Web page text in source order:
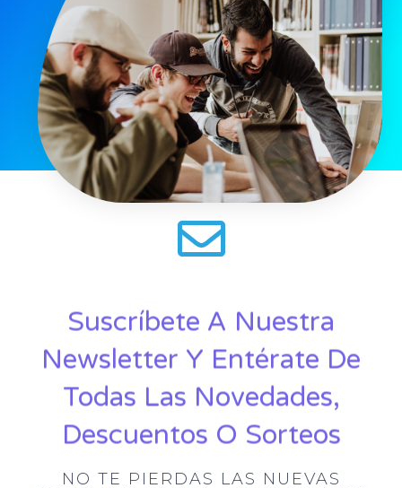
Suscríbete A Nuestra
Newsletter Y Entérate De
Todas Las Novedades,
Descuentos O Sorteos
NO TE PIERDAS LAS NUEVAS